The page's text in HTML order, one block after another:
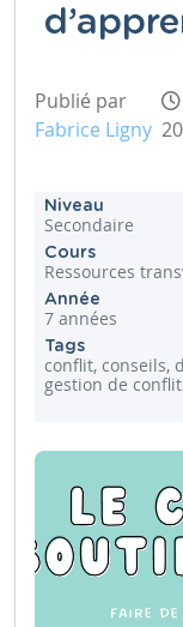
Publié par
Fabrice Ligny
Niveau
Secondaire
Cours
Ressources
Année
7 années
Tags
conflit, conseils,
gestion de